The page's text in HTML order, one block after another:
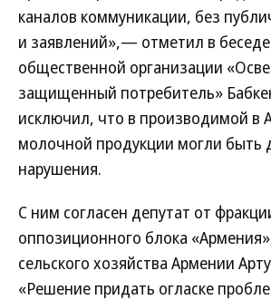
каналов коммуникации, без
и заявлений»,— отметил в беседе
общественной организации
защищенный потребитель»
исключил, что в производимой в
молочной продукции могли быть
нарушения.
С ним согласен депутат от
оппозиционного блока
сельского хозяйства Армении
«Решение придать огласке